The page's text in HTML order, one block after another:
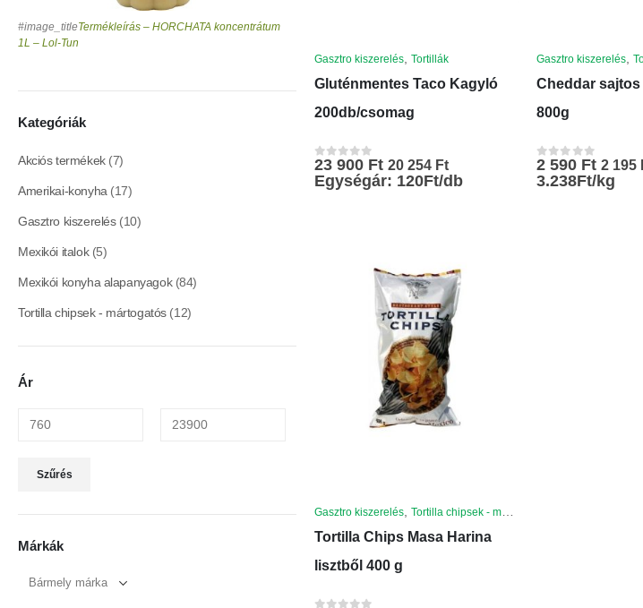
Gasztro kiszerelés Tortillák
Gluténmentes Taco Kagyló
200db/csomag
0az 5-ből
23 900 Ft 20 254 Ft
Egységár: 120Ft/db
Gasztro kiszerelés ,
Cheddar
800g
0az 5-ből
2 590 Ft 2 195
3.238Ft/kg
Gasztro kiszerelés, Tortilla chipsek - mártogatós
Tortilla Chips Masa Harina
lisztből 400 g
#image_titleTermékleírás – HORCHATA koncentrátum
1L – Lol-Tun
Kategóriák
Akciós termékek (7)
Amerikai-konyha (17)
Gasztro kiszerelés (10)
Mexikói italok (5)
Mexikói konyha alapanyagok (84)
Tortilla chipsek - mártogatós (12)
Ár
Szűrés
Márkák